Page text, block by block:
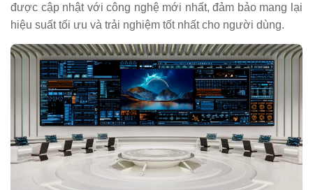
được cập nhật với công nghệ mới nhất, đảm bảo mang lại
hiệu suất tối ưu và trải nghiệm tốt nhất cho người dùng.